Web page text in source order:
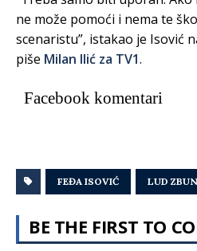
ne može pomoći i nema te
scenaristu”, istakao je Isović
piše Milan Ilić za TV1.
Facebook komentari
FEĐA ISOVIĆ LUD
BE THE FIRST TO